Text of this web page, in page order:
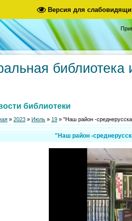
Версия для
библиотека
библиотеки
» 2023 » Июль » 19 » "Наш район -
"Наш район -